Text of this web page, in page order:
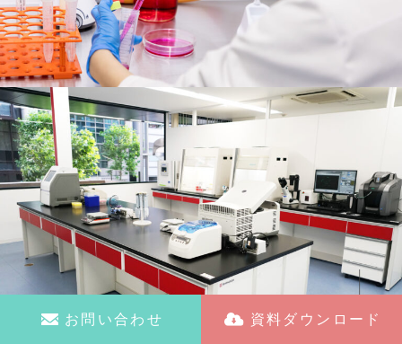
お問い合わせ 資料ダウンロード